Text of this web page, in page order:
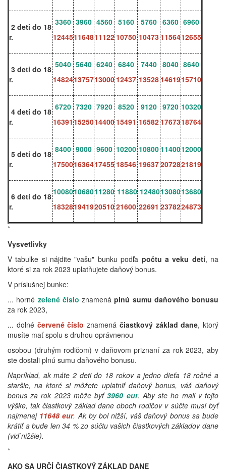
2 deti do 18
r.
3360
12445
3960
11648
4560
11122
5160
10750
5760
10473
6360
11564
6960
12655
3 deti do 18
r.
5040
14824
5640
13757
6240
13000
6840
12437
7440
13528
8040
14619
8640
15710
4 deti do 18
r.
6720
16391
7320
15250
7920
14400
8520
15491
9120
16582
9720
17673
10320
18764
5 detí do 18
r.
8400
17500
9000
16364
9600
17455
10200
18546
10800
19637
11400
20728
12000
21819
6 detí do 18
r.
10080
18328
10680
19419
11280
20510
11880
21600
12480
22691
13080
23782
13680
24873
*
Vysvetlivky
V tabuľke si nájdite "vašu" bunku podľa počtu a veku detí, na
ktoré si za rok 2023 uplatňujete daňový bonus.
V príslušnej bunke:
... horné zelené číslo znamenáplnú sumu daňového bonusu
za rok 2023,
... dolné červené číslo znamená čiastkový základ dane, ktorý
musíte mať spolu s druhou oprávnenou
osobou (druhým rodičom) v daňovom priznaní za rok 2023, aby
ste dostali plnú sumu daňového bonusu.
Napríklad, ak máte 2 deti do 18 rokov a jedno dieťa 18 ročné a
staršie, na ktoré si môžete uplatniť daňový bonus, váš daňový
bonus za rok 2023 môže byť3960 eur. Aby ste ho mali v tejto
výške, tak čiastkový základ dane oboch rodičov v súčte musí byť
najmenej 11648 eur. Ak by bol nižší, váš daňový bonus sa bude
krátiť a bude len 34 % zo súčtu vašich čiastkových základov dane
(viď nižšie).
*
AKO SA URČÍ ČIASTKOVÝ ZÁKLAD DANE